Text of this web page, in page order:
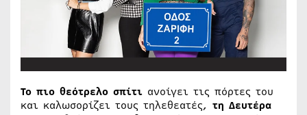
Το πιο θεότρελο σπίτι ανοίγει τις πόρτες του
και καλωσορίζει τους τηλεθεατές, τη Δευτέρα